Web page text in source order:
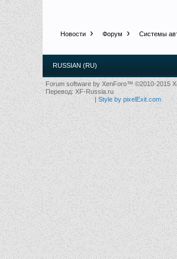
Новости Форум Системы
RUSSIAN (RU)
Forum software by XenForo™©2010-2015
Перевод:XF-Russia.ru
|Style by pixelExit.com